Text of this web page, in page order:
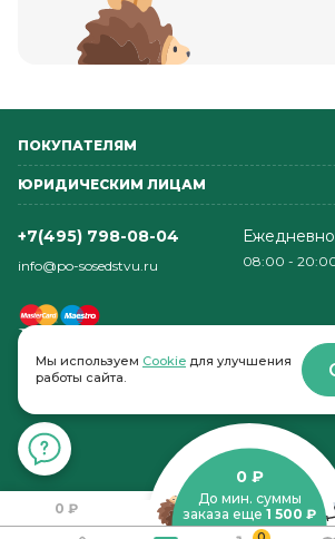
ПОКУПАТЕЛЯМ
ЮРИДИЧЕСКИМ ЛИЦАМ
+7(495) 798-08-04
info@po-sosedstvu.ru
Ежедневно
08:00 -
© 2022-2026 . По соседству
0 ₽
0 ₽
До мин. суммы
заказа еще 1 500 ₽
Мы используем Cookie для улучшения
работы сайта.